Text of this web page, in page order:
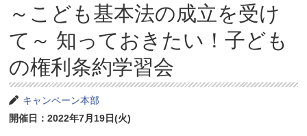
～こども基本法の成立を受け
て～ 知っておきたい！子ども
の権利条約学習会
キャンペーン本部
開催日：2022年7月19日(火)